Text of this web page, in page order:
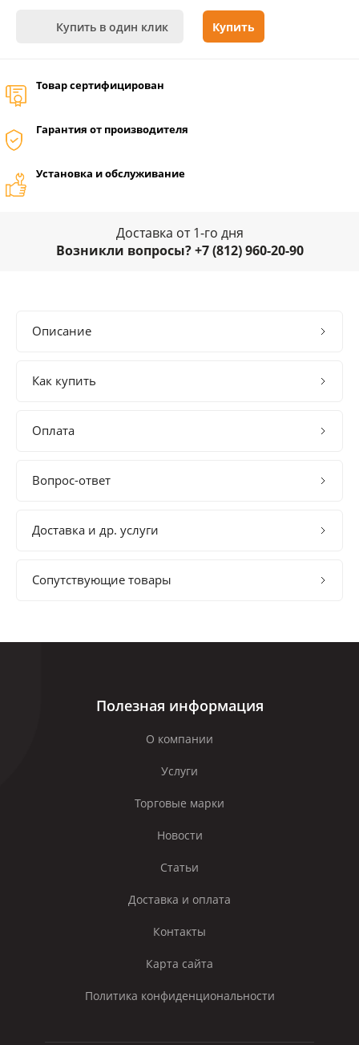
Купить в один клик Купить
Товар сертифицирован
Гарантия от производителя
Установка и обслуживание
Доставка от 1-го дня
Возникли вопросы? +7 (812) 960-20-90
Описание
Как купить
Оплата
Вопрос-ответ
Доставка и др. услуги
Сопутствующие товары
Полезная информация
О компании
Услуги
Торговые марки
Новости
Статьи
Доставка и оплата
Контакты
Карта сайта
Политика конфиденциональности